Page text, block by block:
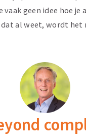
geen idee hoe je
dat al weet, wordt het